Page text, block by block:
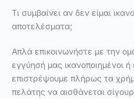
Τι συμβαίνει αν δεν είμαι
αποτελέσματα;
Απλά επικοινωνήστε με την
εγγύησή μας ικανοποιημένοι
επιστρέψουμε πλήρως τα
πελάτης να αισθάνεται